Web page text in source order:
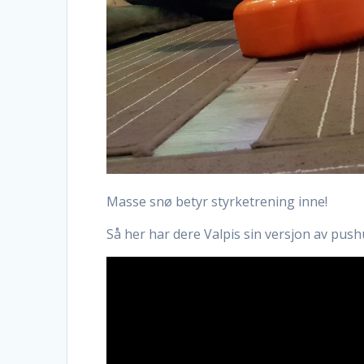
Masse snø betyr styrketrening inne!
Så her har dere Valpis sin versjon av